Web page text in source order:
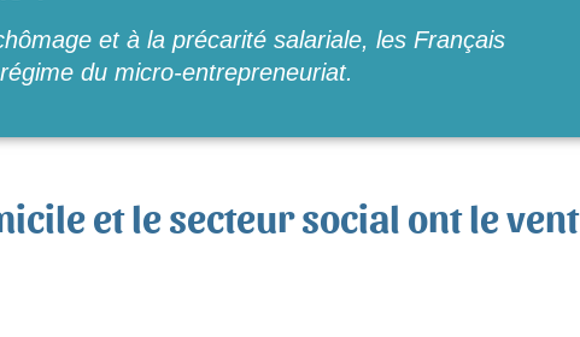
et à la précarité salariale, les Français
du micro-entrepreneuriat.
et le secteur social ont le vent